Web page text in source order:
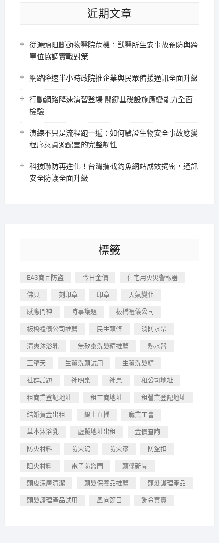
近期文章
從源頭阻斷動物醫院危機：獸醫所生安事故預防與跨
單位協調實戰對策
網路降速半小時政院推企業與民眾備援通訊全面升級
行動網路降速演習登場 關鍵基礎設施應變能力全面
檢驗
演練不只是流程跑一遍：如何驗證生物安全事故應變
程序與資源配置的完整韌性
科技聯防再進化！台灣攔截釣魚網站成效揭密，通訊
安全防護全面升級
標籤
EAS商品防盜 今日金價 住宅用火災警報器
佛具 刻印章 印章 天氣變化
感應門神 時事議題 板橋禮儀公司
板橋禮儀公司推薦 民生頭條 消防水帶
清爽沐浴乳 無矽靈洗髮精推薦 熱水器
王擎天 生薑洗頭試用 生薑洗髮精
社群話題 神明桌 神桌 租公司地址
租商業登記地址 租工商地址 租營業登記地址
結婚黃金出租 線上直播 職業工會
草本沐浴乳 虛擬地址出租 金價查詢
防火材料 防火泥 防火漆 防盜扣
阻火材料 電子防盜門 頭條新聞
頭皮深層清潔 頭髮保養品推薦 頭髮護理產品
頭髮護理產品試用 風向節目 飾金買賣